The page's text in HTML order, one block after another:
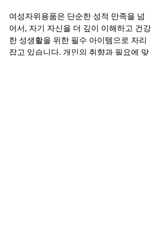
여성자위용품은 단순한 성적 만족을 넘
어서, 자기 자신을 더 깊이 이해하고 건강
한 성생활을 위한 필수 아이템으로 자리
잡고 있습니다. 개인의 취향과 필요에 맞